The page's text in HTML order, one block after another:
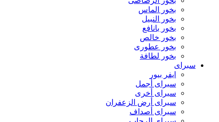
بخور الماس
بخور النبيل
بخور بانافع
بخور خالص
بخور عطورى
بخور لطافة
سبراى
ايفر بيور
سبراى أجمل
سبراى أخرى
سبراى أرض الزعفران
سبراى أصداف